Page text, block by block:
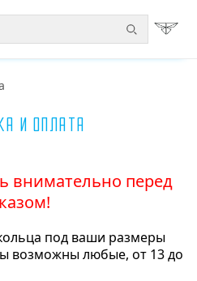
и оплата
внимательно перед
под ваши размеры
возможны любые, от 13 до